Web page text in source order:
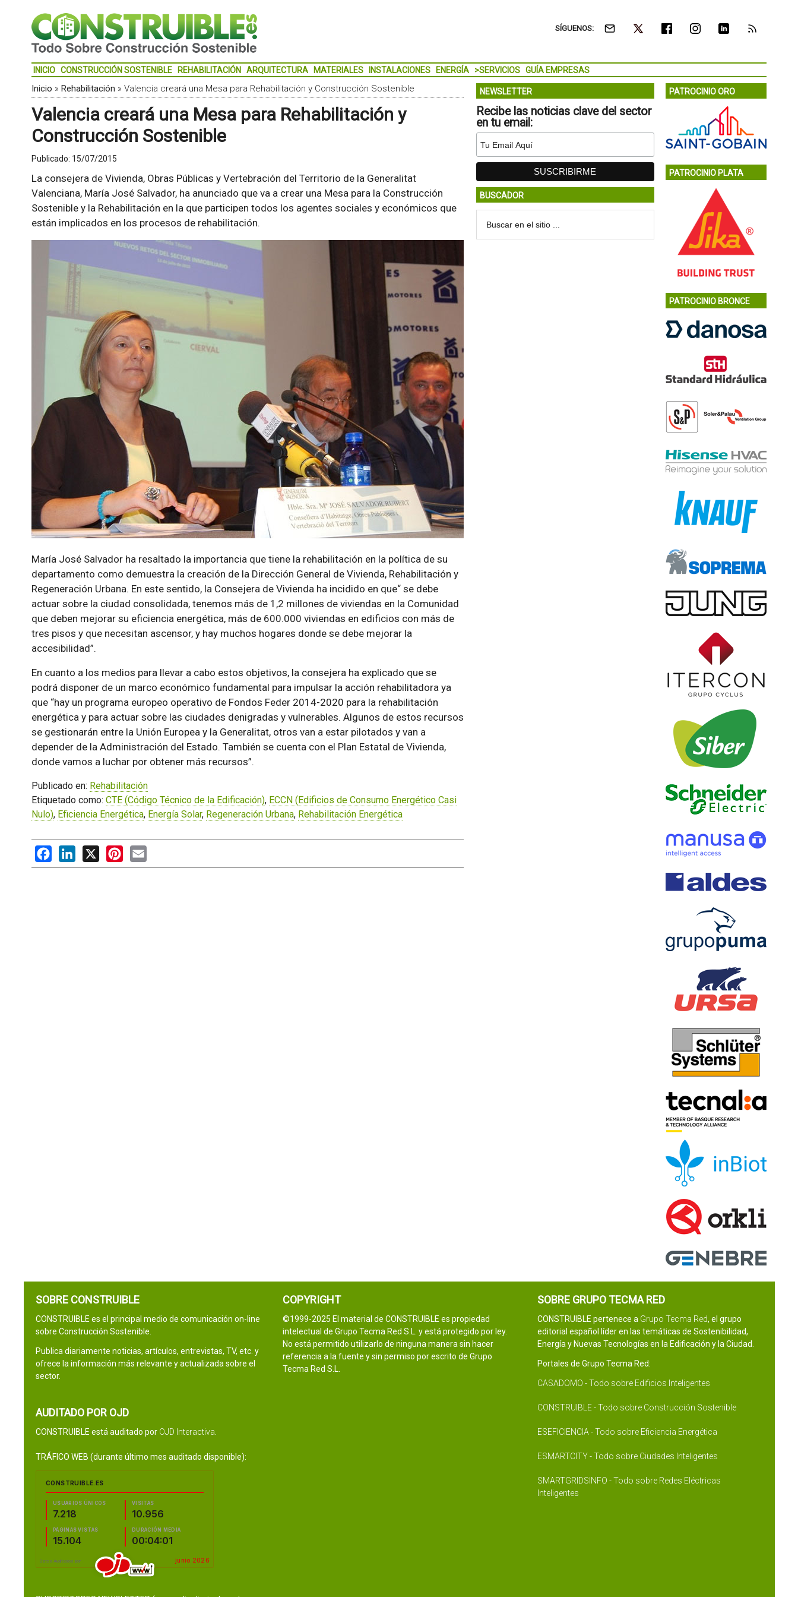
SÍGUENOS:
INICIO CONSTRUCCIÓN SOSTENIBLE REHABILITACIÓN ARQUITECTURA MATERIALES INSTALACIONES ENERGÍA >SERVICIOS GUÍA EMPRESAS
Inicio » Rehabilitación » Valencia creará una Mesa para Rehabilitación y Construcción Sostenible
Valencia creará una Mesa para Rehabilitación y
Construcción Sostenible
Publicado: 15/07/2015
La consejera de Vivienda, Obras Públicas y Vertebración del Territorio de la Generalitat
Valenciana, María José Salvador, ha anunciado que va a crear una Mesa para la Construcción
Sostenible y la Rehabilitación en la que participen todos los agentes sociales y económicos que
están implicados en los procesos de rehabilitación.
María José Salvador ha resaltado la importancia que tiene la rehabilitación en la política de su
departamento como demuestra la creación de la Dirección General de Vivienda, Rehabilitación y
Regeneración Urbana. En este sentido, la Consejera de Vivienda ha incidido en que se debe
actuar sobre la ciudad consolidada, tenemos más de 1,2 millones de viviendas en la Comunidad
que deben mejorar su eficiencia energética, más de 600.000 viviendas en edificios con más de
tres pisos y que necesitan ascensor, y hay muchos hogares donde se debe mejorar la
accesibilidad .
En cuanto a los medios para llevar a cabo estos objetivos, la consejera ha explicado que se
podrá disponer de un marco económico fundamental para impulsar la acción rehabilitadora ya
que hay un programa europeo operativo de Fondos Feder 2014-2020 para la rehabilitación
energética y para actuar sobre las ciudades denigradas y vulnerables. Algunos de estos recursos
se gestionarán entre la Unión Europea y la Generalitat, otros van a estar pilotados y van a
depender de la Administración del Estado. También se cuenta con el Plan Estatal de Vivienda,
donde vamos a luchar por obtener más recursos .
Publicado en: Rehabilitación
Etiquetado como: CTE (Código Técnico de la Edificación), ECCN (Edificios de Consumo Energético Casi
Nulo), Eficiencia Energética, Energía Solar, Regeneración Urbana, Rehabilitación Energética
FacebookLinkedIn
X PinterestEmail
NEWSLETTER
Recibe las noticias clave del sector
en tu email:
BUSCADOR
PATROCINIO ORO
PATROCINIO PLATA
PATROCINIO BRONCE
SOBRE CONSTRUIBLE
CONSTRUIBLE es el principal medio de comunicación on-line
sobre Construcción Sostenible.
Publica diariamente noticias, artículos, entrevistas, TV, etc. y
ofrece la información más relevante y actualizada sobre el
sector.
AUDITADO POR OJD
CONSTRUIBLE está auditado por OJD Interactiva
TRÁFICO WEB (durante último mes auditado disponible):
COPYRIGHT
©1999-2025 El material de CONSTRUIBLE es propiedad
intelectual de Grupo Tecma Red S.L. y está protegido por ley.
No está permitido utilizarlo de ninguna manera sin hacer
referencia a la fuente y sin permiso por escrito de Grupo
Tecma Red S.L.
SOBRE GRUPO TECMA RED
CONSTRUIBLE pertenece a Grupo Tecma Red, el grupo
editorial español líder en las temáticas de Sostenibilidad,
Energía y Nuevas Tecnologías en la Edificación y la Ciudad.
Portales de Grupo Tecma Red:
CASADOMO - Todo sobre Edificios Inteligentes
CONSTRUIBLE - Todo sobre Construcción Sostenible
ESEFICIENCIA - Todo sobre Eficiencia Energética
ESMARTCITY - Todo sobre Ciudades Inteligentes
SMARTGRIDSINFO - Todo sobre Redes Eléctricas
Inteligentes